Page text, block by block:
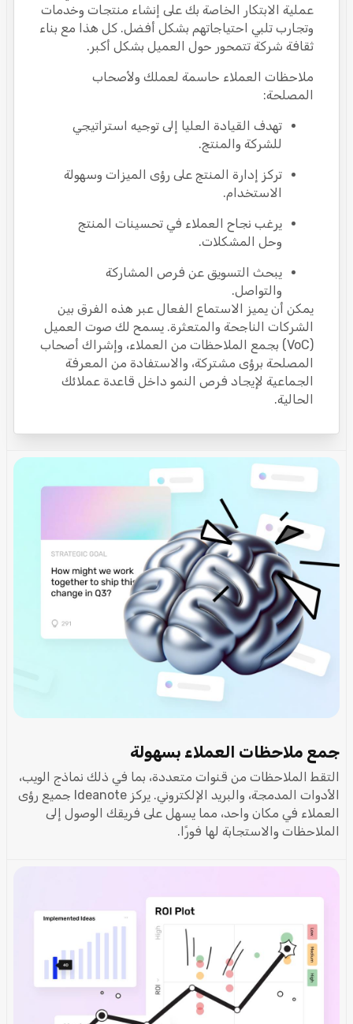
عملية الابتكار الخاصة بك على إنشاء منتجات وخدمات
وتجارب تلبي احتياجاتهم بشكل أفضل. كل هذا مع بناء
ثقافة شركة تتمحور حول العميل بشكل أكبر.
ملاحظات العملاء حاسمة لعملك ولأصحاب
المصلحة:
تهدف القيادة العليا إلى توجيه استراتيجي
للشركة والمنتج.
تركز إدارة المنتج على رؤى الميزات وسهولة
الاستخدام.
يرغب نجاح العملاء في تحسينات المنتج
وحل المشكلات.
يبحث التسويق عن فرص المشاركة
والتواصل.
يمكن أن يميز الاستماع الفعال عبر هذه الفرق بين
الشركات الناجحة والمتعثرة. يسمح لك صوت العميل
(VoC) بجمع الملاحظات من العملاء، وإشراك أصحاب
المصلحة برؤى مشتركة، والاستفادة من المعرفة
الجماعية لإيجاد فرص النمو داخل قاعدة عملائك
الحالية.
جمع ملاحظات العملاء بسهولة
التقط الملاحظات من قنوات متعددة، بما في ذلك نماذج الويب،
الأدوات المدمجة، والبريد الإلكتروني. يركز Ideanote جميع رؤى
العملاء في مكان واحد، مما يسهل على فريقك الوصول إلى
الملاحظات والاستجابة لها فورًا.